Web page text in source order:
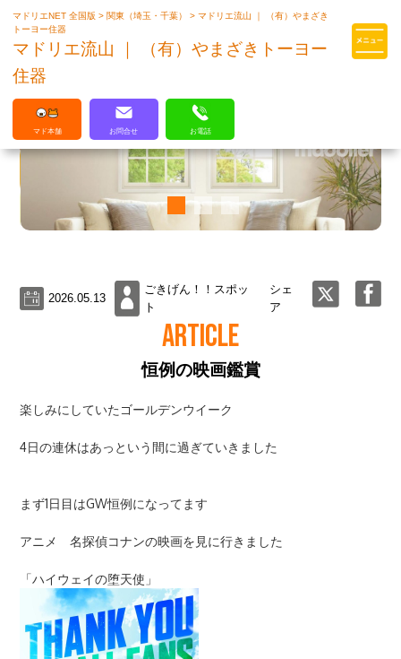
マドリエはLIXILの厳しい基準を
マドリエNET 全国版> 関東（埼玉・千葉）>マドリエ流山 ｜ （有）やまざき
トーヨー住器
マドリエ流山 ｜ （有）やまざきトーヨー
住器
マド本舗 お問合せ お電話
2026.05.13
ごきげん！！スポッ
ト
シェ
ア
ARTICLE
恒例の映画鑑賞